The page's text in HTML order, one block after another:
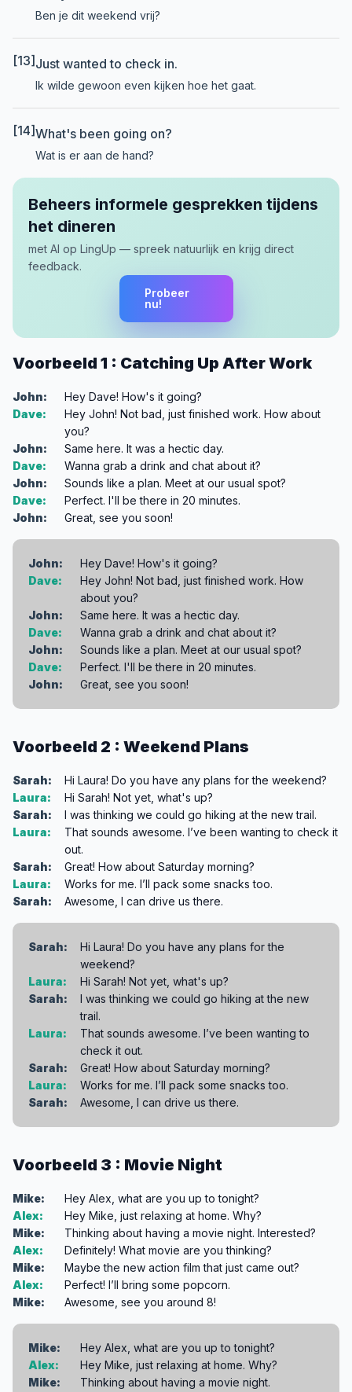
Ben je dit weekend vrij?
[13] Just wanted to check in.
Ik wilde gewoon even kijken hoe het gaat.
[14]What's been going on?
Wat is er aan de hand?
Beheers informele gesprekken tijdens
het dineren
met AI op LingUp — spreek natuurlijk en krijg direct
feedback.
Probeer
nu!
Voorbeeld 1 : Catching Up After Work
John:
Hey Dave! How's it going?
Dave:
Hey John! Not bad, just finished work. How about
you?
John:
Same here. It was a hectic day.
Dave:
Wanna grab a drink and chat about it?
John:
Sounds like a plan. Meet at our usual spot?
Dave:
Perfect. I'll be there in 20 minutes.
John:
Great, see you soon!
John:
Hey Dave! How's it going?
Dave:
Hey John! Not bad, just finished work. How
about you?
John:
Same here. It was a hectic day.
Dave:
Wanna grab a drink and chat about it?
John:
Sounds like a plan. Meet at our usual spot?
Dave:
Perfect. I'll be there in 20 minutes.
John:
Great, see you soon!
Voorbeeld 2 : Weekend Plans
Sarah:
Hi Laura! Do you have any plans for the weekend?
Laura:
Hi Sarah! Not yet, what's up?
Sarah:
I was thinking we could go hiking at the new trail.
Laura:
That sounds awesome. I’ve been wanting to check it
out.
Sarah:
Great! How about Saturday morning?
Laura:
Works for me. I’ll pack some snacks too.
Sarah:
Awesome, I can drive us there.
Sarah:
Hi Laura! Do you have any plans for the
weekend?
Laura:
Hi Sarah! Not yet, what's up?
Sarah:
I was thinking we could go hiking at the new
trail.
Laura:
That sounds awesome. I’ve been wanting to
check it out.
Sarah:
Great! How about Saturday morning?
Laura:
Works for me. I’ll pack some snacks too.
Sarah:
Awesome, I can drive us there.
Voorbeeld 3 : Movie Night
Mike:
Hey Alex, what are you up to tonight?
Alex:
Hey Mike, just relaxing at home. Why?
Mike:
Thinking about having a movie night. Interested?
Alex:
Definitely! What movie are you thinking?
Mike:
Maybe the new action film that just came out?
Alex:
Perfect! I’ll bring some popcorn.
Mike:
Awesome, see you around 8!
Mike:
Hey Alex, what are you up to tonight?
Alex:
Hey Mike, just relaxing at home. Why?
Mike:
Thinking about having a movie night.